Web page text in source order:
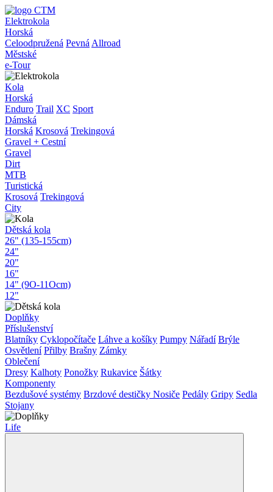
Elektrokola
Horská
Celoodpružená Pevná Allroad
Městské
e-Tour
Kola
Horská
Enduro Trail XC Sport
Dámská
Horská Krosová Trekingová
Gravel + Cestní
Gravel
Dirt
MTB
Turistická
Krosová Trekingová
City
Dětská kola
26" (135-155cm)
24"
20"
16"
14" (9O-11Ocm)
12"
Doplňky
Příslušenství
Blatníky Cyklopočítače Láhve a košíky Pumpy Nářadí Brýle
Osvětlení Přilby Brašny Zámky
Oblečení
Dresy Kalhoty Ponožky Rukavice Šátky
Komponenty
Bezdušové systémy Brzdové destičky Nosiče Pedály Gripy Sedla
Stojany
Life